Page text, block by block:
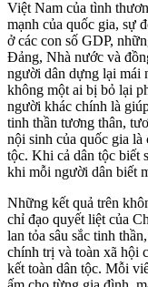
Việt Nam của tình
mạnh của quốc gia, sự
ở các con số GDP,
Đảng, Nhà nước và
người dân dựng lại mái
không một ai bị bỏ lại
người khác chính là
tinh thần tương thân,
nội sinh của quốc gia là
tộc. Khi cả dân tộc biết
khi mỗi người dân biết
Những kết quả trên
chỉ đạo quyết liệt của
lan tỏa sâu sắc tinh
chính trị và toàn xã hội
kết toàn dân tộc. Mỗi